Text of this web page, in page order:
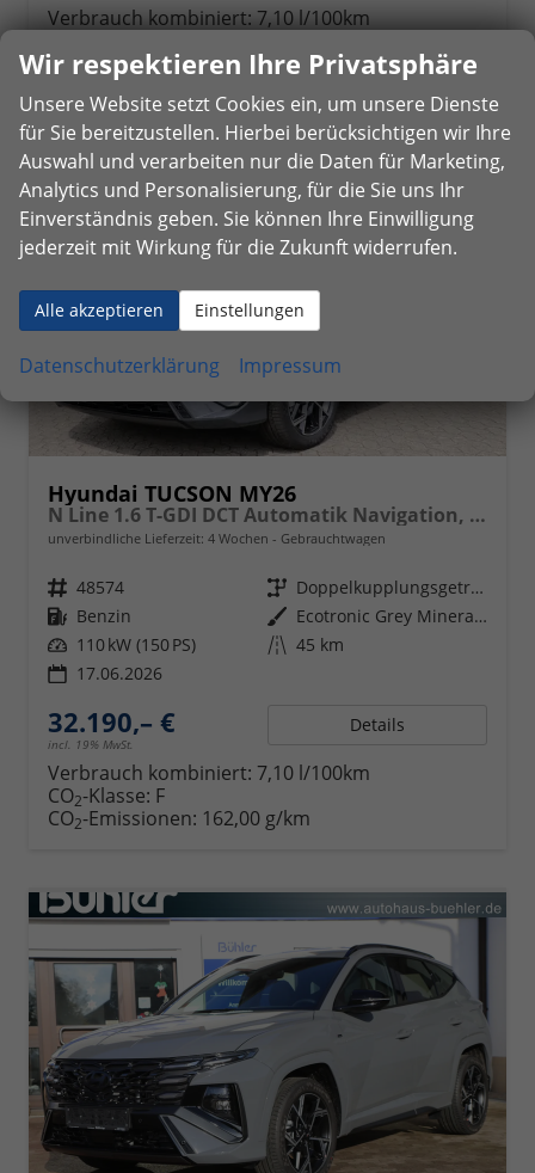
Verbrauch kombiniert: 7,10 l/100km
CO2-Emissionen:162,00 g/km
Hyundai TUCSON MY26
N Line 1.6 T-GDI DCT Automatik Navigation, Sitzheizung, Totwinkelwarner
unverbindliche Lieferzeit: 4 Wochen Gebrauchtwagen
Fahrzeugnr. 48574 Getriebe
Doppelkupplungsgetriebe (DSG)
Kraftstoff Benzin Außenfarbe
Ecotronic Grey Mineraleffekt
Leistung 110 kW (150 PS) Kilometerstand 45 km
17.06.2026
32.190,– €
incl. 19% MwSt.
Details
Verbrauch kombiniert: 7,10 l/100km
CO2-Klasse: F
CO2-Emissionen: 162,00 g/km
Wir respektieren Ihre Privatsphäre
Unsere Website setzt Cookies ein, um unsere Dienste
für Sie bereitzustellen. Hierbei berücksichtigen wir Ihre
Auswahl und verarbeiten nur die Daten für Marketing,
Analytics und Personalisierung, für die Sie uns Ihr
Einverständnis geben. Sie können Ihre Einwilligung
jederzeit mit Wirkung für die Zukunft widerrufen.
Alle akzeptieren Einstellungen
Datenschutzerklärung Impressum